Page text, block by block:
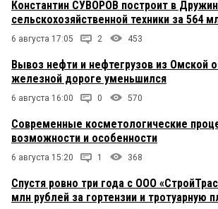
Константин СУВОРОВ построит в
сельскохозяйственной техники за 564
6 августа 17:05 2 453
Вывоз нефти и нефтегрузов из Омской
железной дороге уменьшился
6 августа 16:00 0 570
Современные косметологические
возможности и особенности
6 августа 15:20 1 368
Спустя ровно три года с ООО
млн рублей за гортензии и тротуарную